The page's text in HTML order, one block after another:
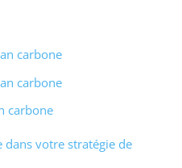
carbone
carbone
carbone
votre stratégie de